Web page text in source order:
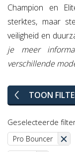
Champion en
sterktes, maar
veiligheid en
je meer
verschillende
TOON
Geselecteerde
Pro Bouncer